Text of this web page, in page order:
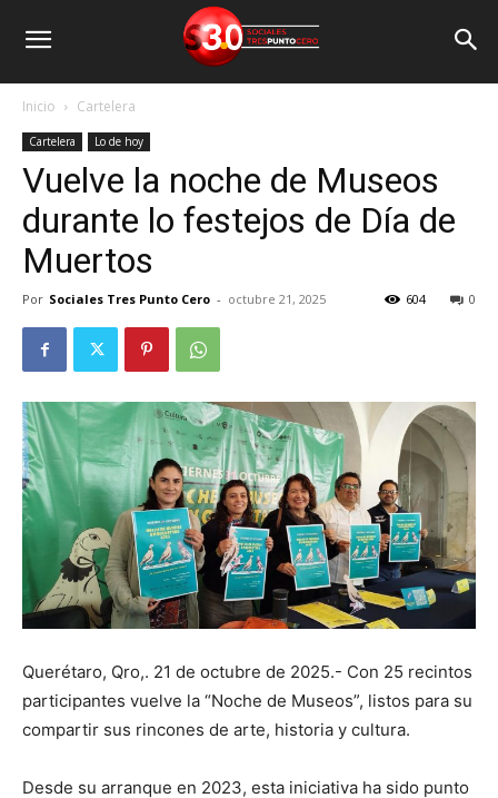
Inicio Cartelera
Cartelera Lo de hoy
Vuelve la noche de Museos
durante lo festejos de Día de
Muertos
Por Sociales Tres Punto Cero - octubre 21, 2025 0
604
Querétaro, Qro,. 21 de octubre de 2025.- Con 25 recintos
participantes vuelve la “Noche de Museos”, listos para su
compartir sus rincones de arte, historia y cultura.
Desde su arranque en 2023, esta iniciativa ha sido punto